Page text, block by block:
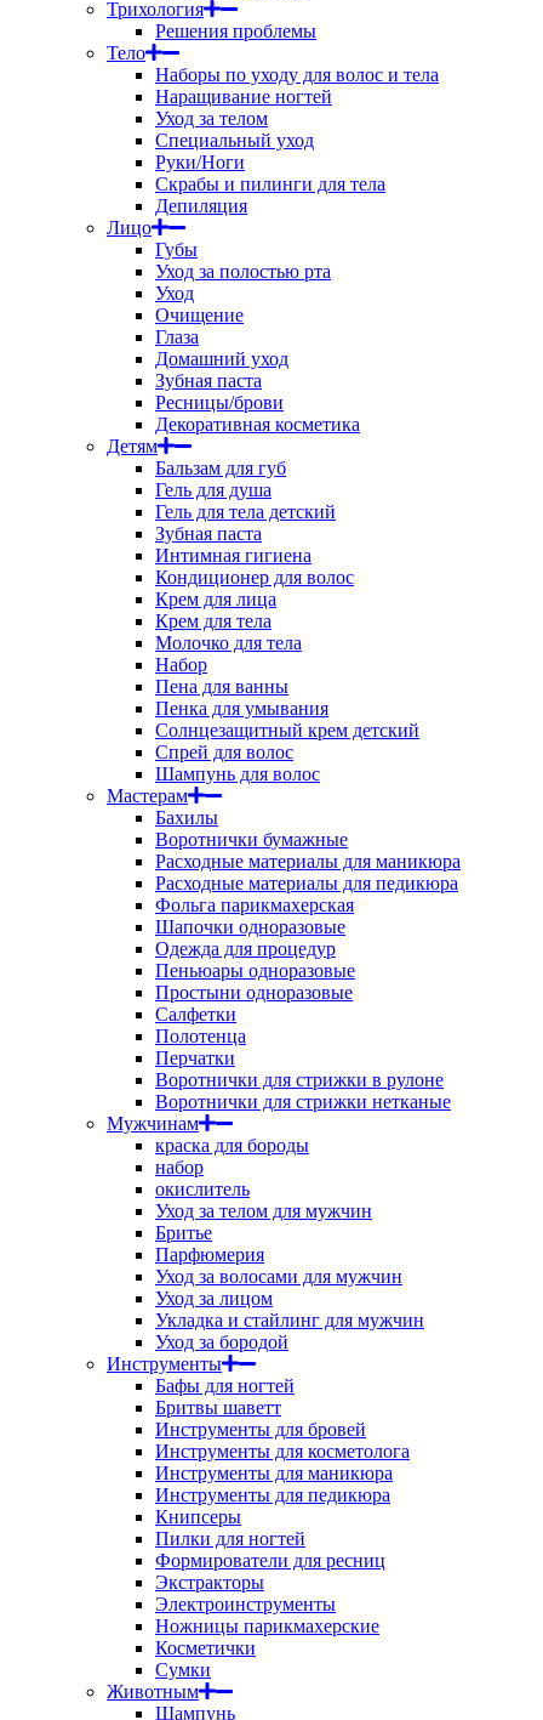
Трихология
Решения проблемы
Тело
Наборы по уходу для волос и тела
Наращивание ногтей
Уход за телом
Специальный уход
Руки/Ноги
Скрабы и пилинги для тела
Депиляция
Лицо
Губы
Уход за полостью рта
Уход
Очищение
Глаза
Домашний уход
Зубная паста
Ресницы/брови
Декоративная косметика
Детям
Бальзам для губ
Гель для душа
Гель для тела детский
Зубная паста
Интимная гигиена
Кондиционер для волос
Крем для лица
Крем для тела
Молочко для тела
Набор
Пена для ванны
Пенка для умывания
Солнцезащитный крем детский
Спрей для волос
Шампунь для волос
Мастерам
Бахилы
Воротнички бумажные
Расходные материалы для маникюра
Расходные материалы для педикюра
Фольга парикмахерская
Шапочки одноразовые
Одежда для процедур
Пеньюары одноразовые
Простыни одноразовые
Салфетки
Полотенца
Перчатки
Воротнички для стрижки в рулоне
Воротнички для стрижки нетканые
Мужчинам
краска для бороды
набор
окислитель
Уход за телом для мужчин
Бритье
Парфюмерия
Уход за волосами для мужчин
Уход за лицом
Укладка и стайлинг для мужчин
Уход за бородой
Инструменты
Бафы для ногтей
Бритвы шаветт
Инструменты для бровей
Инструменты для косметолога
Инструменты для маникюра
Инструменты для педикюра
Книпсеры
Пилки для ногтей
Формирователи для ресниц
Экстракторы
Электроинструменты
Ножницы парикмахерские
Косметички
Сумки
Животным
Шампунь